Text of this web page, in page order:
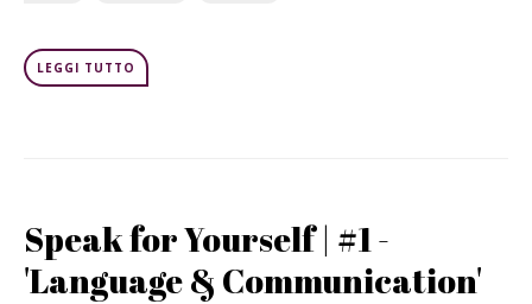
LEGGI TUTTO
Speak for Yourself | #1 -
'Language & Communication'